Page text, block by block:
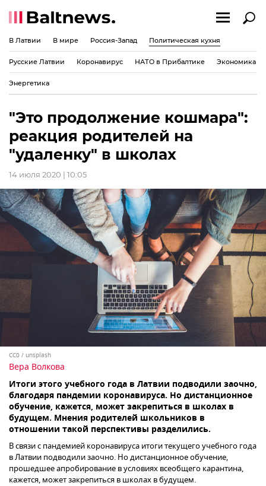
В Латвии В мире Россия-Запад Политическая кухня
Русские Латвии Коронавирус НАТО в Прибалтике Экономика
Энергетика
"Это продолжение кошмара":
реакция родителей на
"удаленку" в школах
14 июля 2020 | 10:05
CC0 / unsplash
Вера Волкова
Итоги этого учебного года в Латвии подводили заочно,
благодаря пандемии коронавируса. Но дистанционное
обучение, кажется, может закрепиться в школах в
будущем. Мнения родителей школьников в
отношении такой перспективы разделились.
В связи с пандемией коронавируса итоги текущего учебного года
в Латвии подводили заочно. Но дистанционное обучение,
прошедшее апробирование в условиях всеобщего карантина,
кажется, может закрепиться в школах в будущем.